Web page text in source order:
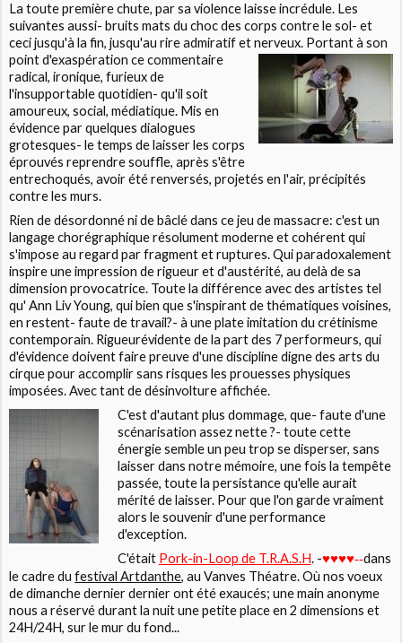
La toute première chute, par sa violence laisse incrédule. Les
suivantes aussi- bruits mats du choc des corps contre le sol- et
ceci jusqu'à la fin, jusqu'au rire admiratif et nerveux. Portant àson
point d'exaspération ce commentaire
radical, ironique, furieux de
l'insupportable quotidien- qu'il soit
amoureux, social, médiatique. Mis en
évidence par quelques dialogues
grotesques- le temps de laisser les corps
éprouvés reprendre souffle, après s'être
entrechoqués, avoir été renversés, projetés en l'air, précipités
contre les murs.
Rien de désordonné ni de bâclé dans ce jeu de massacre: c'est un
langage chorégraphique résolument moderne et cohérent qui
s'impose au regard par fragment et ruptures. Qui paradoxalement
inspire une impression de rigueur et d'austérité, au delà de sa
dimension provocatrice. Toute la différence avec des artistes tel
qu'Ann Liv Young, qui bien que s'inspirant de thématiques voisines,
en restent- faute de travail?- à une plate imitation du crétinisme
contemporain. Rigueurévidente de la part des 7 performeurs, qui
d'évidence doivent faire preuve d'une discipline digne des arts du
cirque pour accomplir sans risques les prouesses physiques
imposées. Avec tant de désinvolture affichée.
C'est d'autant plus dommage, que- faute d'une
scénarisation assez nette ?- toute cette
énergie semble un peu trop se disperser, sans
laisser dans notre mémoire, une fois la tempête
passée, toute la persistance qu'elle aurait
mérité de laisser. Pour que l'on garde vraiment
alors le souvenir d'une performance
d'exception.
C'était Pork-in-Loop de T.R.A.S.H. -♥♥♥♥--dans
le cadre dufestival Artdanthe, auVanves Théatre.Où nos voeux
de dimanche dernier dernier ont été exaucés; une main anonyme
nous a réservé durant la nuit une petite place en 2 dimensions et
24H/24H, sur le mur du fond...